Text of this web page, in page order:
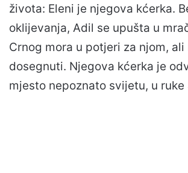
života: Eleni je njegova kćerka.
oklijevanja, Adil se upušta u
Crnog mora u potjeri za njom, ali
dosegnuti. Njegova kćerka je
mjesto nepoznato svijetu, u ruke